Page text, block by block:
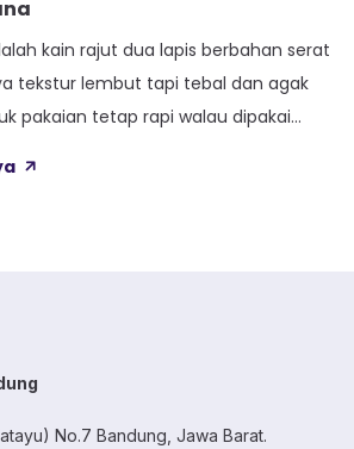
kain rajut dua lapis berbahan serat
tekstur lembut tapi tebal dan agak
pakaian tetap rapi walau dipakai
Process, Anti Bacterial, dan Anti
No.7 Bandung, Jawa Barat.